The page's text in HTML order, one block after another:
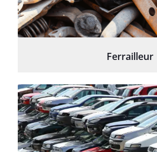
Ferrailleur